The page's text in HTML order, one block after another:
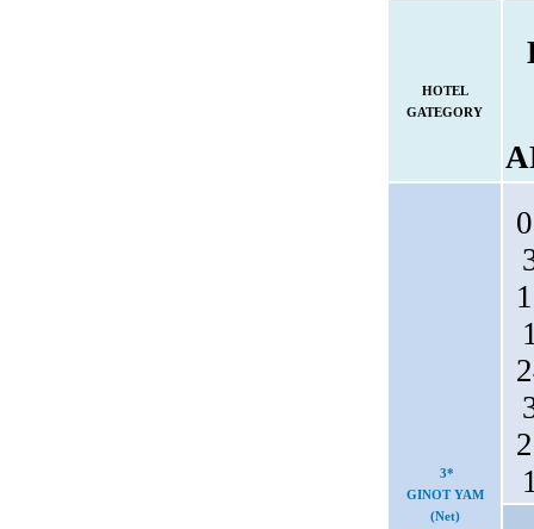
HOTEL
GATEGORY
3*
GINOT YAM
(Net)